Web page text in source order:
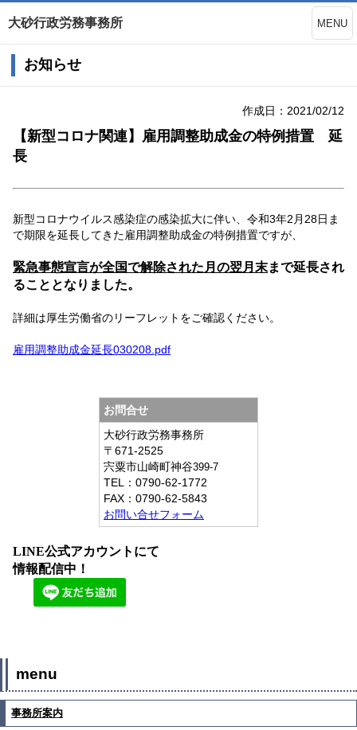
大砂行政労務事務所 MENU
お知らせ
作成日：2021/02/12
【新型コロナ関連】雇用調整助成金の特例措置 延
長
新型コロナウイルス感染症の感染拡大に伴い、令和3年2月28日ま
で期限を延長してきた雇用調整助成金の特例措置ですが、
緊急事態宣言が全国で解除された月の翌月末まで延長され
ることとなりました。
詳細は厚生労働省のリーフレットをご確認ください。
雇用調整助成金延長030208.pdf
お問合せ
大砂行政労務事務所
〒671-2525
宍粟市山崎町神谷399-7
TEL： 0790-62-1772
FAX： 0790-62-5843
お問い合せフォーム
LINE公式アカウントにて
情報配信中！
menu
事務所案内